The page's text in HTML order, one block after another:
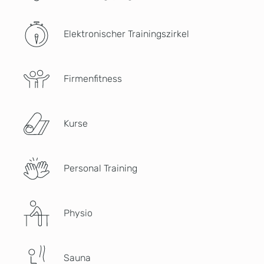
Elektronischer Trainingszirkel
Firmenfitness
Kurse
Personal Training
Physio
Sauna